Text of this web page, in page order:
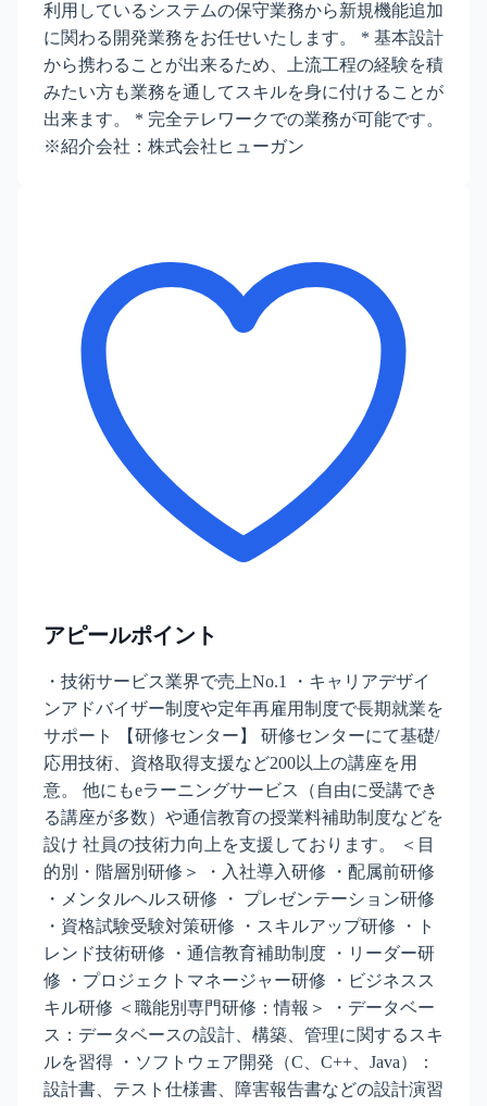
利用しているシステムの保守業務から新規機能追加
に関わる開発業務をお任せいたします。 * 基本設計
から携わることが出来るため、上流工程の経験を積
みたい方も業務を通してスキルを身に付けることが
出来ます。 * 完全テレワークでの業務が可能です。
※紹介会社：株式会社ヒューガン
アピールポイント
・技術サービス業界で売上No.1 ・キャリアデザイ
ンアドバイザー制度や定年再雇用制度で長期就業を
サポート 【研修センター】 研修センターにて基礎/
応用技術、資格取得支援など200以上の講座を用
意。 他にもeラーニングサービス（自由に受講でき
る講座が多数）や通信教育の授業料補助制度などを
設け 社員の技術力向上を支援しております。 ＜目
的別・階層別研修＞ ・入社導入研修 ・配属前研修
・メンタルヘルス研修 ・ プレゼンテーション研修
・資格試験受験対策研修 ・スキルアップ研修 ・ト
レンド技術研修 ・通信教育補助制度 ・リーダー研
修 ・プロジェクトマネージャー研修 ・ビジネスス
キル研修 ＜職能別専門研修：情報＞ ・データベー
ス：データベースの設計、構築、管理に関するスキ
ルを習得 ・ソフトウェア開発（C、C++、Java）：
設計書、テスト仕様書、障害報告書などの設計演習